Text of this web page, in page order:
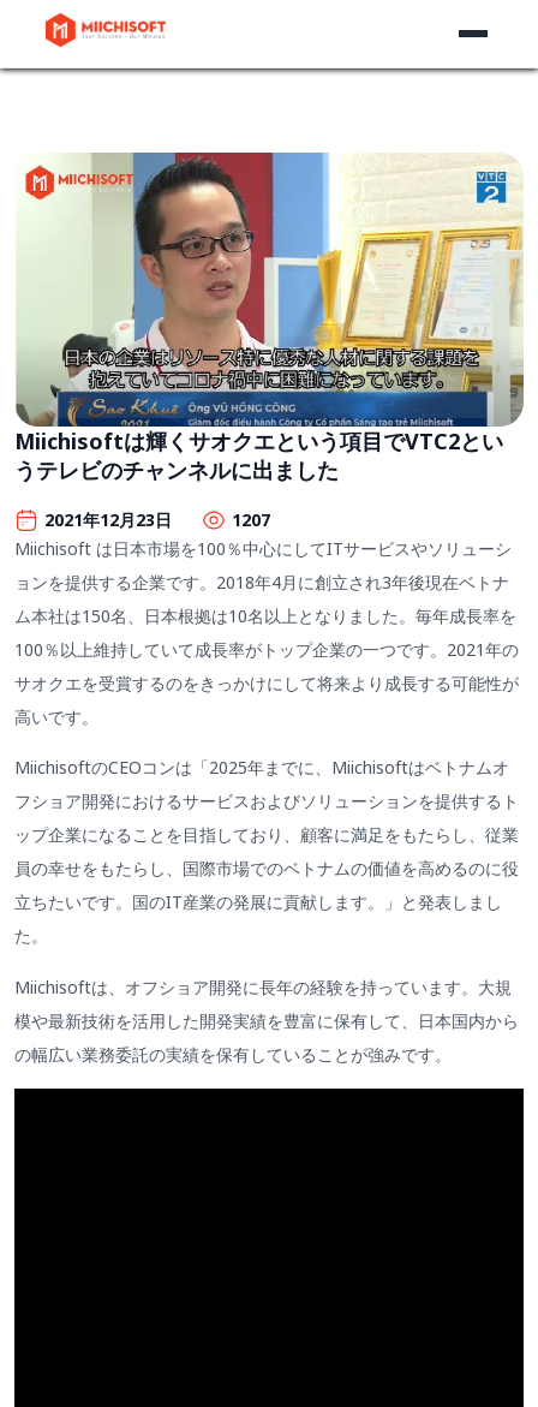
Miichisoftは輝くサオクエという項目でVTC2とい
うテレビのチャンネルに出ました
2021年12月23日
1207
Miichisoft は日本市場を100％中心にしてITサービスやソリューシ
ョンを提供する企業です。2018年4月に創立され3年後現在ベトナ
ム本社は150名、日本根拠は10名以上となりました。毎年成長率を
100％以上維持していて成長率がトップ企業の一つです。2021年の
サオクエを受賞するのをきっかけにして将来より成長する可能性が
高いです。
MiichisoftのCEOコンは「2025年までに、Miichisoftはベトナムオ
フショア開発におけるサービスおよびソリューションを提供するト
ップ企業になることを目指しており、顧客に満足をもたらし、従業
員の幸せをもたらし、国際市場でのベトナムの価値を高めるのに役
立ちたいです。国のIT産業の発展に貢献します。」と発表しまし
た。
Miichisoftは、オフショア開発に長年の経験を持っています。大規
模や最新技術を活用した開発実績を豊富に保有して、日本国内から
の幅広い業務委託の実績を保有していることが強みです。